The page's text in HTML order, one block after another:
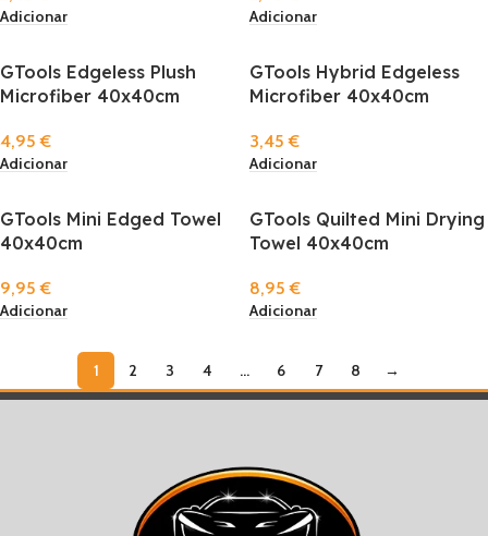
Adicionar Adicionar
GTools Edgeless Plush
Microfiber 40x40cm
4,95€
Adicionar
GTools Hybrid Edgeless
Microfiber 40x40cm
3,45€
Adicionar
GTools Mini Edged Towel
40x40cm
9,95€
Adicionar
GTools Quilted Mini Drying
Towel 40x40cm
8,95€
Adicionar
1 2 3 4 … 6 7 8 →